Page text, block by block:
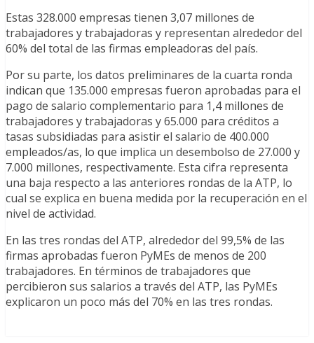
Estas 328.000 empresas tienen 3,07 millones de
trabajadores y trabajadoras y representan alrededor del
60% del total de las firmas empleadoras del país.
Por su parte, los datos preliminares de la cuarta ronda
indican que 135.000 empresas fueron aprobadas para el
pago de salario complementario para 1,4 millones de
trabajadores y trabajadoras y 65.000 para créditos a
tasas subsidiadas para asistir el salario de 400.000
empleados/as, lo que implica un desembolso de 27.000 y
7.000 millones, respectivamente. Esta cifra representa
una baja respecto a las anteriores rondas de la ATP, lo
cual se explica en buena medida por la recuperación en el
nivel de actividad.
En las tres rondas del ATP, alrededor del 99,5% de las
firmas aprobadas fueron PyMEs de menos de 200
trabajadores. En términos de trabajadores que
percibieron sus salarios a través del ATP, las PyMEs
explicaron un poco más del 70% en las tres rondas.